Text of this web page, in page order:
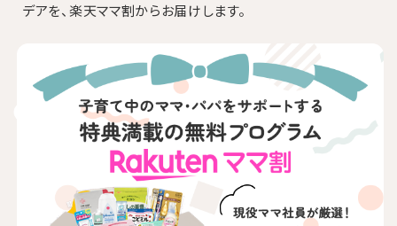
デアを、楽天ママ割からお届けします。